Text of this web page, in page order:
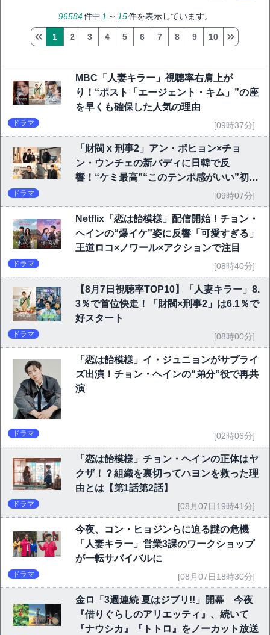
96584件中 1 ～ 15件を表示しています。
1 2 3 4 5 6 7 8 9 10
MBC「人妻キラー」視聴率右肩上が
り！“ポスト「エージェント・キム」”の座
を早くも確保した人気の理由
ドラマ [09時37分]
「財閥 x 刑事2」アン・ボヒョン×チョ
ン・ウンチェの新バディに日韓で反
響！“ケミ最高”“このテンポ感がいい”初回
ドラマ [09時07分]
Netflix「恋は飴模様」配信開始！チョン・
ヘインの“爆イケ”姿に反響「可愛すぎる」
王道ロコ×ノワール×アクションで注目
ドラマ [08時40分]
【8月7日視聴率TOP10】「人妻キラー」8.
3％で首位快走！「財閥×刑事2」は6.1％で
好スタート
ドラマ [08時00分]
「恋は飴模様」イ・ジュニョンがサプライ
ズ出演！チョン・ヘインの“弟分”役で再共
演
ドラマ [02時06分]
「恋は飴模様」チョン・ヘインの正体はヤ
クザ！？組織を裏切ってハヨンを救った理
由とは【第1話第2話】
ドラマ [08月07日19時41分]
今夜、コン・ヒョジンらに迫る謎の危機
「人妻キラー」営業3課のワークショップ
が一転サバイバルに
ドラマ [08月07日18時30分]
金ロ「3週連続 夏はジブリ!!」開幕 今夜
『借りぐらしのアリエッティ』、続いて
『ナウシカ』『トトロ』をノーカット放送